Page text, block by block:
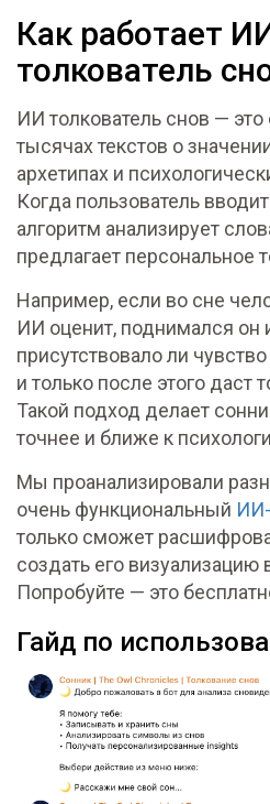
Как работает
толкователь
ИИ толкователь снов — это
тысячах текстов о
архетипах и
Когда пользователь
алгоритм анализирует
предлагает персональное
Например, если во сне
ИИ оценит, поднимался он
присутствовало ли
и только после этого даст
Такой подход делает
точнее и ближе к
Мы проанализировали
очень функциональный
только сможет
создать его
Попробуйте — это
Гайд по